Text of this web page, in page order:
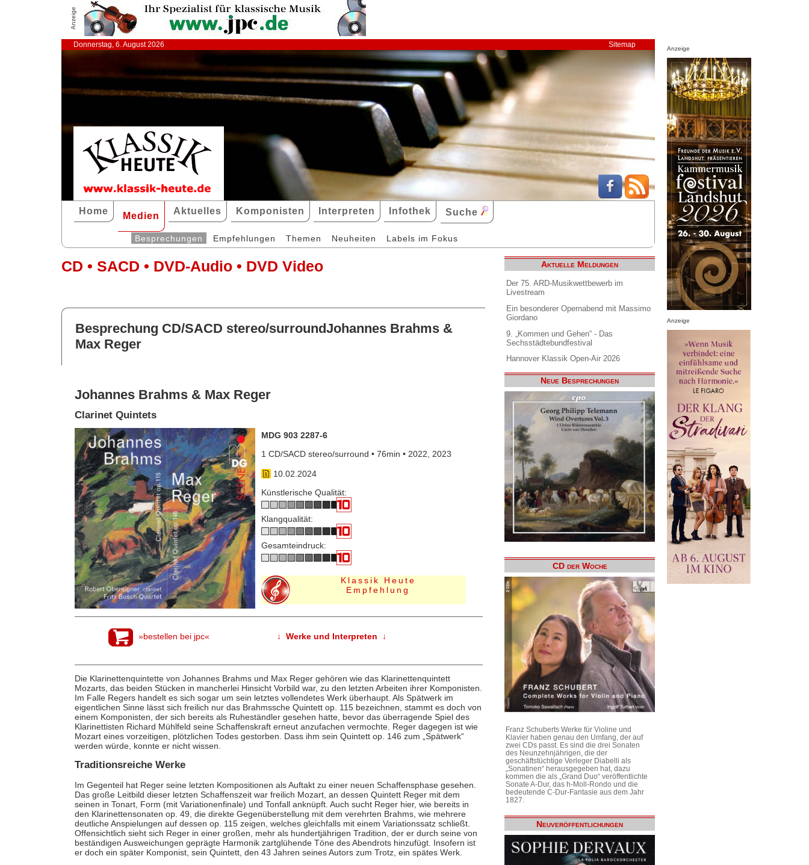
Anzeige
Donnerstag, 6. August 2026 Sitemap
Home Medien Aktuelles Komponisten Interpreten Infothek Suche
Besprechungen Empfehlungen Themen Neuheiten Labels im Fokus
CD • SACD • DVD-Audio • DVD Video
Besprechung CD/SACD stereo/surroundJohannes Brahms &
Max Reger
Johannes Brahms & Max Reger
Clarinet Quintets
MDG 903 2287-6
1 CD/SACD stereo/surround • 76min • 2022, 2023
10.02.2024
Künstlerische Qualität:
Klangqualität:
Gesamteindruck:
Klassik Heute
Empfehlung
»bestellen bei jpc« ↓ Werke und Interpreten ↓
Die Klarinettenquintette von Johannes Brahms und Max Reger gehören wie das Klarinettenquintett
Mozarts, das beiden Stücken in mancherlei Hinsicht Vorbild war, zu den letzten Arbeiten ihrer Komponisten.
Im Falle Regers handelt es sich sogar um sein letztes vollendetes Werk überhaupt. Als Spätwerk im
eigentlichen Sinne lässt sich freilich nur das Brahmssche Quintett op. 115 bezeichnen, stammt es doch von
einem Komponisten, der sich bereits als Ruheständler gesehen hatte, bevor das überragende Spiel des
Klarinettisten Richard Mühlfeld seine Schaffenskraft erneut anzufachen vermochte. Reger dagegen ist wie
Mozart eines vorzeitigen, plötzlichen Todes gestorben. Dass ihm sein Quintett op. 146 zum „Spätwerk“
werden würde, konnte er nicht wissen.
Traditionsreiche Werke
Im Gegenteil hat Reger seine letzten Kompositionen als Auftakt zu einer neuen Schaffensphase gesehen.
Das große Leitbild dieser letzten Schaffenszeit war freilich Mozart, an dessen Quintett Reger mit dem
seinen in Tonart, Form (mit Variationenfinale) und Tonfall anknüpft. Auch sucht Reger hier, wie bereits in
den Klarinettensonaten op. 49, die direkte Gegenüberstellung mit dem verehrten Brahms, wie mehrere
deutliche Anspielungen auf dessen op. 115 zeigen, welches gleichfalls mit einem Variationssatz schließt.
Offensichtlich sieht sich Reger in einer großen, mehr als hundertjährigen Tradition, der er durch seine von
beständigen Ausweichungen geprägte Harmonik zartglühende Töne des Abendrots hinzufügt. Insofern ist
er doch ein später Komponist, sein Quintett, den 43 Jahren seines Autors zum Trotz, ein spätes Werk.
Aktuelle Meldungen
Der 75. ARD-Musikwettbewerb im
Livestream
Ein besonderer Opernabend mit Massimo
Giordano
9. „Kommen und Gehen“ - Das
Sechsstädtebundfestival
Hannover Klassik Open-Air 2026
Neue Besprechungen
CD der Woche
Franz Schuberts Werke für Violine und
Klavier haben genau den Umfang, der auf
zwei CDs passt. Es sind die drei Sonaten
des Neunzehnjährigen, die der
geschäftstüchtige Verleger Diabelli als
„Sonatinen“ herausgegeben hat, dazu
kommen die als „Grand Duo“ veröffentlichte
Sonate A-Dur, das h-Moll-Rondo und die
bedeutende C-Dur-Fantasie aus dem Jahr
1827.
Neuveröffentlichungen
Anzeige
Anzeige